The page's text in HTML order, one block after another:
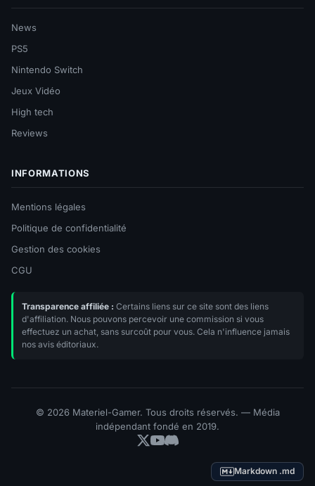
News
PS5
Nintendo Switch
Jeux Vidéo
High tech
Reviews
INFORMATIONS
Mentions légales
Politique de confidentialité
Gestion des cookies
CGU
Transparence affiliée : Certains liens sur ce site sont des liens
d'affiliation. Nous pouvons percevoir une commission si vous
effectuez un achat, sans surcoût pour vous. Cela n'influence jamais
nos avis éditoriaux.
© 2026 Materiel-Gamer. Tous droits réservés. — Média
indépendant fondé en 2019.
Markdown .md